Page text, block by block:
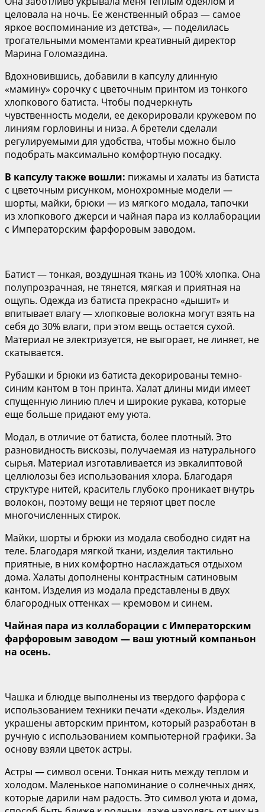
целовала на ночь. Ее женственный образ — самое
яркое воспоминание из детства», — поделилась
трогательными моментами креативный директор
Марина Голомаздина.
Вдохновившись, добавили в капсулу длинную
«мамину» сорочку с цветочным принтом из тонкого
хлопкового батиста. Чтобы подчеркнуть
чувственность модели, ее декорировали кружевом по
линиям горловины и низа. А бретели сделали
регулируемыми для удобства, чтобы можно было
подобрать максимально комфортную посадку.
В капсулу также вошли: пижамы и халаты из батиста
с цветочным рисунком, монохромные модели —
шорты, майки, брюки — из мягкого модала, тапочки
из хлопкового джерси и чайная пара из коллаборации
с Императорским фарфоровым заводом.
Батист — тонкая, воздушная ткань из 100% хлопка. Она
полупрозрачная, не тянется, мягкая и приятная на
ощупь. Одежда из батиста прекрасно «дышит» и
впитывает влагу — хлопковые волокна могут взять на
себя до 30% влаги, при этом вещь остается сухой.
Материал не электризуется, не выгорает, не линяет, не
скатывается.
Рубашки и брюки из батиста декорированы темно-
синим кантом в тон принта. Халат длины миди имеет
спущенную линию плеч и широкие рукава, которые
еще больше придают ему уюта.
Модал, в отличие от батиста, более плотный. Это
разновидность вискозы, получаемая из натурального
сырья. Материал изготавливается из эвкалиптовой
целлюлозы без использования хлора. Благодаря
структуре нитей, краситель глубоко проникает внутрь
волокон, поэтому вещи не теряют цвет после
многочисленных стирок.
Майки, шорты и брюки из модала свободно сидят на
теле. Благодаря мягкой ткани, изделия тактильно
приятные, в них комфортно наслаждаться отдыхом
дома. Халаты дополнены контрастным сатиновым
кантом. Изделия из модала представлены в двух
благородных оттенках — кремовом и синем.
Чайная пара из коллаборации с Императорским
фарфоровым заводом — ваш уютный компаньон
на осень.
Чашка и блюдце выполнены из твердого фарфора с
использованием техники печати «деколь». Изделия
украшены авторским принтом, который разработан в
ручную с использованием компьютерной графики. За
основу взяли цветок астры.
Астры — символ осени. Тонкая нить между теплом и
холодом. Маленькое напоминание о солнечных днях,
которые дарили нам радость. Это символ уюта и дома,